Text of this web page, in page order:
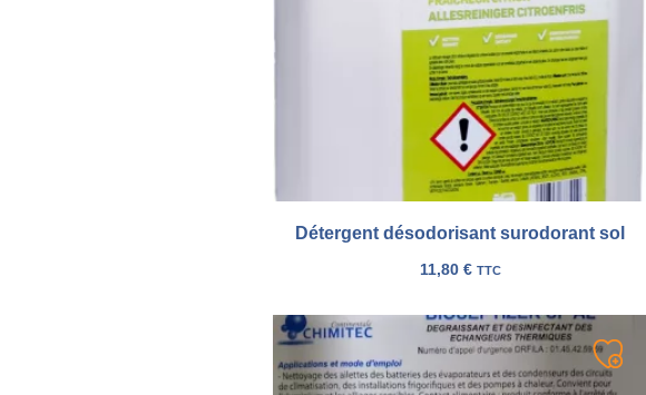
Détergent désodorisant surodorant sol
11,80 € TTC
Ajouter
à